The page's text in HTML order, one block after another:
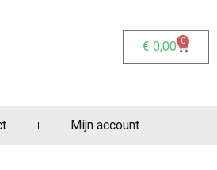
€ 0,00 0
Mijn account